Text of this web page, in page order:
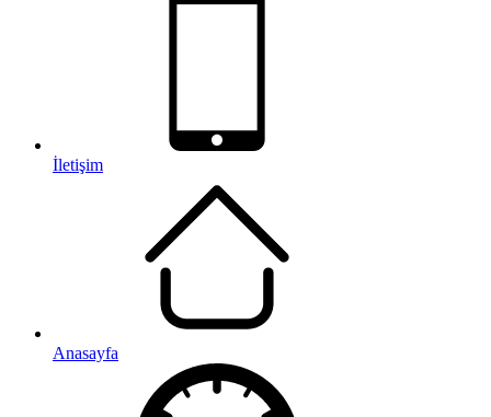
İletişim
Anasayfa